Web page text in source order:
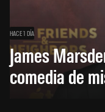
HACE 1 DÍA
James
comedia de